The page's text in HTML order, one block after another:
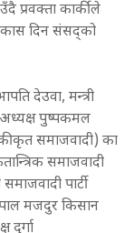
प्रवक्ता कार्कीले
दिन संसद्को
देउवा, मन्त्री
अध्यक्ष पुष्पकमल
समाजवादी) का
समाजवादी
पार्टी
नेपाल मजदुर किसान